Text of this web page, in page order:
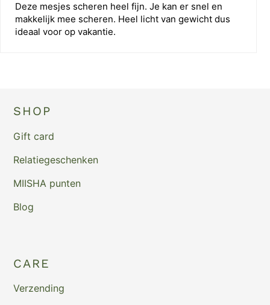
Deze mesjes scheren heel fijn. Je kan er snel en
makkelijk mee scheren. Heel licht van gewicht dus
ideaal voor op vakantie.
SHOP
Gift card
Relatiegeschenken
MIISHA punten
Blog
CARE
Verzending